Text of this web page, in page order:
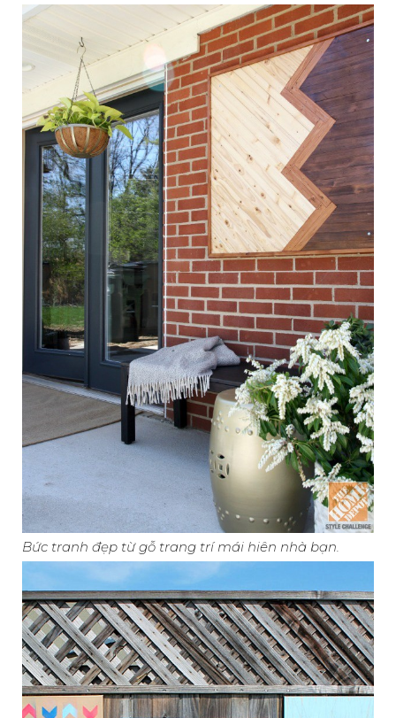
Bức tranh đẹp từ gỗ trang trí mái hiên nhà bạn.